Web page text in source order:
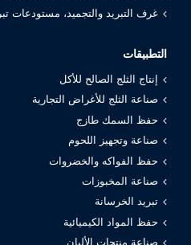
غرف التبريد والتجميد، مستودعات
التطبيقات
إنتاج الثلج الصالح للأكل
صناعة الثلج للأغراض التجارية
حفظ السمك طازج
صناعة وتجهيز اللحوم
حفظ الفواكه والخضروات
صناعة المخبوزات
تبريد الخرسانة
حفظ المواد الكيميائية
صناعة منتجات الألبان